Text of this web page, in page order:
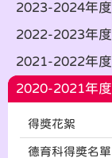
2023-2024年度
2022-2023年度
2021-2022年度
2020-2021年度
得獎花絮
德育科得奬名單